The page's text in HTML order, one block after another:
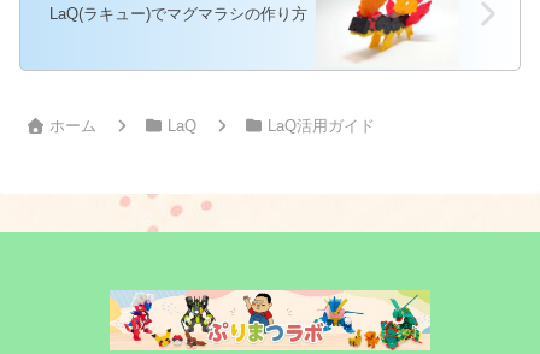
LaQ(ラキュー)でマグマラシの作り方
ホーム LaQ LaQ活用ガイド